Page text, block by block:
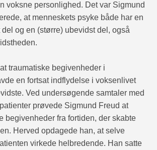
voksne personlighed. Det var Sigmund
at menneskets psyke både har en
og en (større) ubevidst del, også
traumatiske begivenheder i
en fortsat indflydelse i voksenlivet
Ved undersøgende samtaler med
prøvede Sigmund Freud at
begivenheder fra fortiden, der skabte
Herved opdagede han, at selve
virkede helbredende. Han satte